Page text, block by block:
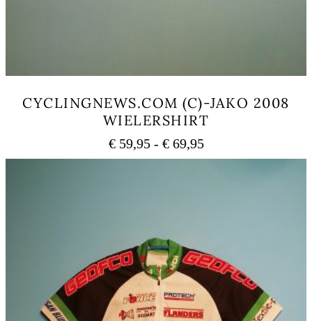
CYCLINGNEWS.COM (C)-JAKO 2008
WIELERSHIRT
€59,95 - €69,95Prijsklasse:
€ 59,95
optie
kan
gekozen
worden
op
de
productpagina